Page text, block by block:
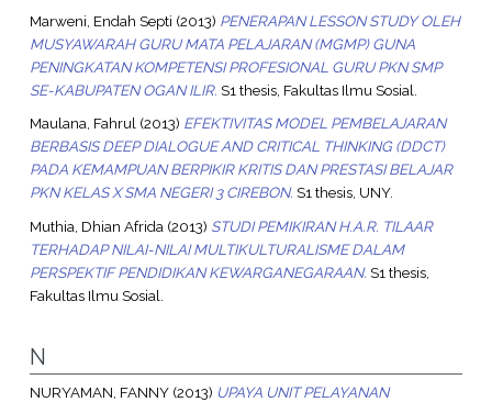
Marweni, Endah Septi (2013) PENERAPAN LESSON STUDY OLEH
MUSYAWARAH GURU MATA PELAJARAN (MGMP) GUNA
PENINGKATAN KOMPETENSI PROFESIONAL GURU PKN SMP
SE-KABUPATEN OGAN ILIR. S1 thesis, Fakultas Ilmu Sosial.
Maulana, Fahrul(2013) EFEKTIVITAS MODEL PEMBELAJARAN
BERBASIS DEEP DIALOGUE AND CRITICAL THINKING (DDCT)
PADA KEMAMPUAN BERPIKIR KRITIS DAN PRESTASI BELAJAR
PKN KELAS X SMA NEGERI 3 CIREBON. S1 thesis, UNY.
Muthia, Dhian Afrida (2013) STUDI PEMIKIRAN H.A.R. TILAAR
TERHADAP NILAI-NILAI MULTIKULTURALISME DALAM
PERSPEKTIF PENDIDIKAN KEWARGANEGARAAN. S1 thesis,
Fakultas Ilmu Sosial.
N
NURYAMAN, FANNY(2013) UPAYA UNIT PELAYANAN